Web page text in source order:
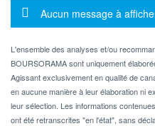
Message d'information
Aucun message à
L'ensemble des analyses et/ou
BOURSORAMA sont uniquement
Agissant exclusivement en qualité de
en aucune manière à leur élaboration ni
leur sélection. Les informations
ont été retranscrites "en l'état", sans